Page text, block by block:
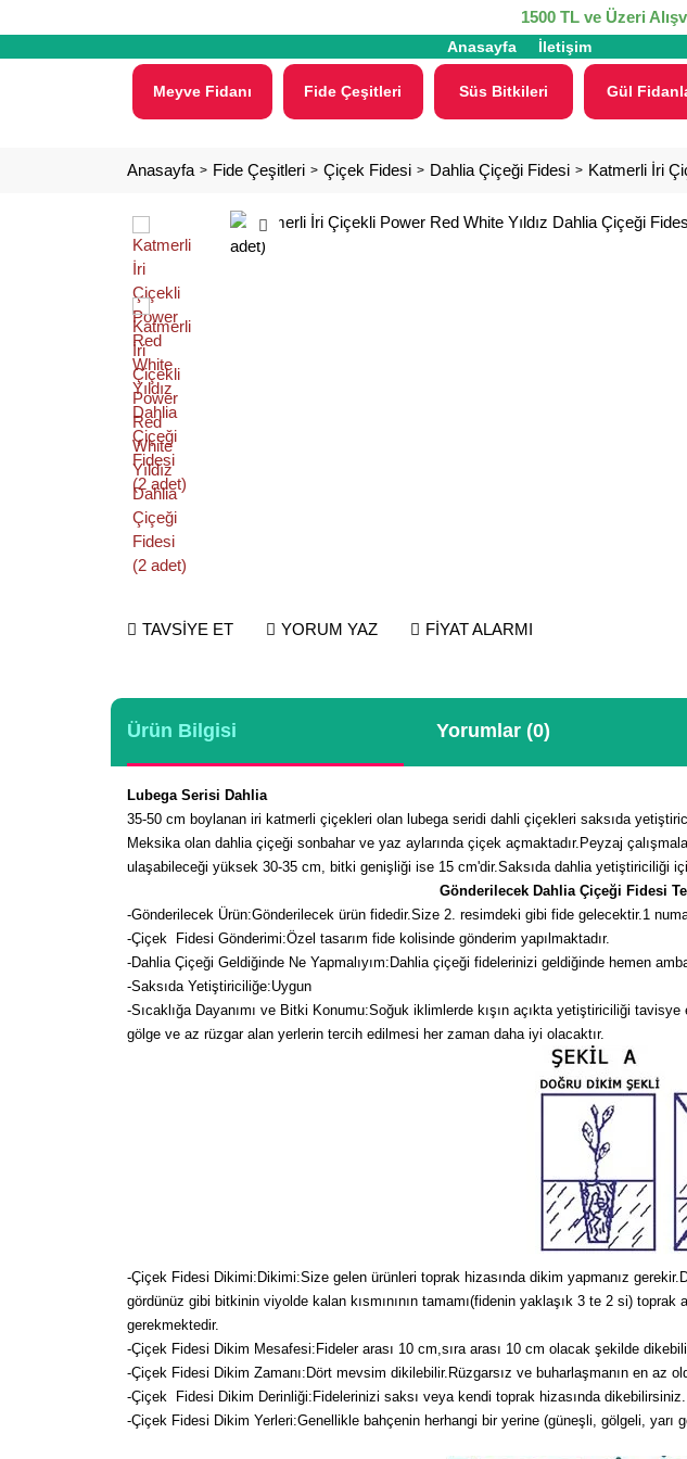
1500 TL ve Üzeri
Anasayfa İletişim
Meyve Fidanı Fide Çeşitleri Süs Bitkileri Gül
Anasayfa Fide Çeşitleri Çiçek Fidesi Dahlia Çiçeği Fidesi Katmerli İri
TAVSİYE ET YORUM YAZ FİYAT ALARMI
Ürün Bilgisi Yorumlar (0)
Lubega Serisi Dahlia
35-50 cm boylanan iri katmerli çiçekleri olan lubega seridi dahli çiçekleri saksıda
Meksika olan dahlia çiçeği sonbahar ve yaz aylarında çiçek açmaktadır.Peyzaj
ulaşabileceği yüksek 30-35 cm, bitki genişliği ise 15 cm'dir.Saksıda dahlia yetiştiriciliği
Gönderilecek Dahlia Çiçeği Fidesi
-Gönderilecek Ürün:Gönderilecek ürün fidedir.Size 2. resimdeki gibi fide gelecektir.1
-Çiçek Fidesi Gönderimi:Özel tasarım fide kolisinde gönderim yapılmaktadır.
-Dahlia Çiçeği Geldiğinde Ne Yapmalıyım:Dahlia çiçeği fidelerinizi geldiğinde hemen
-Saksıda Yetiştiriciliğe:Uygun
-Sıcaklığa Dayanımı ve Bitki Konumu:Soğuk iklimlerde kışın açıkta yetiştiriciliği
gölge ve az rüzgar alan yerlerin tercih edilmesi her zaman daha iyi olacaktır.
-Çiçek Fidesi Dikimi: Dikimi:Size gelen ürünleri toprak hizasında dikim yapmanız
gördünüz gibi bitkinin viyolde kalan kısmınının tamamı(fidenin yaklaşık 3 te 2 si)
gerekmektedir.
-Çiçek Fidesi Dikim Mesafesi:Fideler arası 10 cm,sıra arası 10 cm olacak şekilde
-Çiçek Fidesi Dikim Zamanı:Dört mevsim dikilebilir.Rüzgarsız ve buharlaşmanın en az
-Çiçek Fidesi Dikim Derinliği:Fidelerinizi saksı veya kendi toprak hizasında dikebilirsiniz.
-Çiçek Fidesi Dikim Yerleri:Genellikle bahçenin herhangi bir yerine (güneşli, gölgeli,